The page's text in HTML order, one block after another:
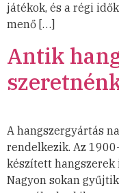
játékok, és a régi
menő […]
Antik
A hangszergyártás
rendelkezik. Az
készített
Nagyon sokan